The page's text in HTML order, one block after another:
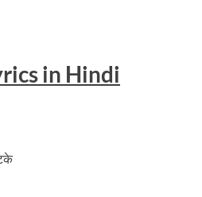
in Hindi